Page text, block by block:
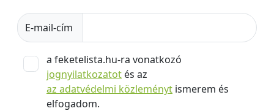
E-mail-cím
a feketelista.hu-ra vonatkozó
jognyilatkozatot és az
az adatvédelmi közleményt ismerem és
elfogadom.